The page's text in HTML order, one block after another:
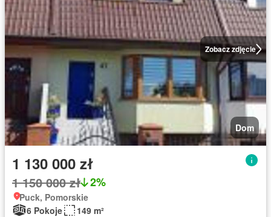
Zobacz zdjęcie
Dom
1 130 000 zł
1 150 000 zł 2%
Puck, Pomorskie
6 Pokoje
149 m²